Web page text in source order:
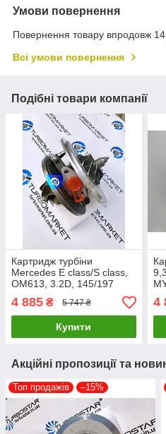
Умови повернення
Повернення товару впродовж 14
Всі умови повернення
Подібні товари компанії
Картридж турбіни
Mercedes E class/S class,
OM613, 3.2D, 145/197
711017-0001, 711017-
0002, 711017-0003
4 885 ₴ 5 747 ₴
Купити
4
Акційні пропозиції та
Топ продажів –15%